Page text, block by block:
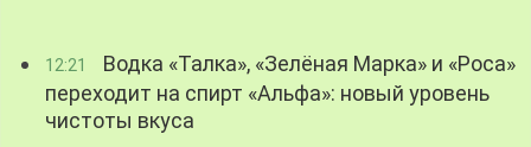
12:21
Водка «Талка», «Зелёная Марка» и «Роса»
переходит на спирт «Альфа»: новый уровень
чистоты вкуса